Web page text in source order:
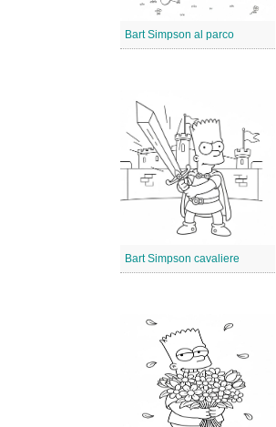
Bart Simpson al parco
Bart Simpson cavaliere